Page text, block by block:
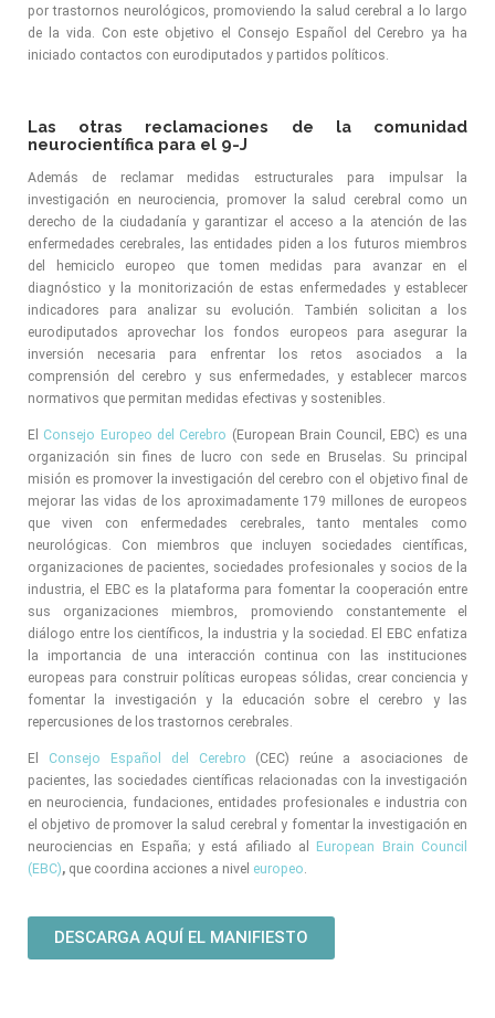
por trastornos neurológicos, promoviendo la salud cerebral a lo largo
de la vida. Con este objetivo el Consejo Español del Cerebro ya ha
iniciado contactos con eurodiputados y partidos políticos.
Las otras reclamaciones de la comunidad
neurocientífica para el 9-J
Además de reclamar medidas estructurales para impulsar la
investigación en neurociencia, promover la salud cerebral como un
derecho de la ciudadanía y garantizar el acceso a la atención de las
enfermedades cerebrales, las entidades piden a los futuros miembros
del hemiciclo europeo que tomen medidas para avanzar en el
diagnóstico y la monitorización de estas enfermedades y establecer
indicadores para analizar su evolución. También solicitan a los
eurodiputados aprovechar los fondos europeos para asegurar la
inversión necesaria para enfrentar los retos asociados a la
comprensión del cerebro y sus enfermedades, y establecer marcos
normativos que permitan medidas efectivas y sostenibles.
El Consejo Europeo del Cerebro (European Brain Council, EBC) es una
organización sin fines de lucro con sede en Bruselas. Su principal
misión es promover la investigación del cerebro con el objetivo final de
mejorar las vidas de los aproximadamente 179 millones de europeos
que viven con enfermedades cerebrales, tanto mentales como
neurológicas. Con miembros que incluyen sociedades científicas,
organizaciones de pacientes, sociedades profesionales y socios de la
industria, el EBC es la plataforma para fomentar la cooperación entre
sus organizaciones miembros, promoviendo constantemente el
diálogo entre los científicos, la industria y la sociedad. El EBC enfatiza
la importancia de una interacción continua con las instituciones
europeas para construir políticas europeas sólidas, crear conciencia y
fomentar la investigación y la educación sobre el cerebro y las
repercusiones de los trastornos cerebrales.
El Consejo Español del Cerebro (CEC) reúne a asociaciones de
pacientes, las sociedades científicas relacionadas con la investigación
en neurociencia, fundaciones, entidades profesionales e industria con
el objetivo de promover la salud cerebral y fomentar la investigación en
neurociencias en España; y está afiliado al
European Brain Council
(EBC), que coordina acciones a nivel europeo.
DESCARGA AQUÍ EL MANIFIESTO